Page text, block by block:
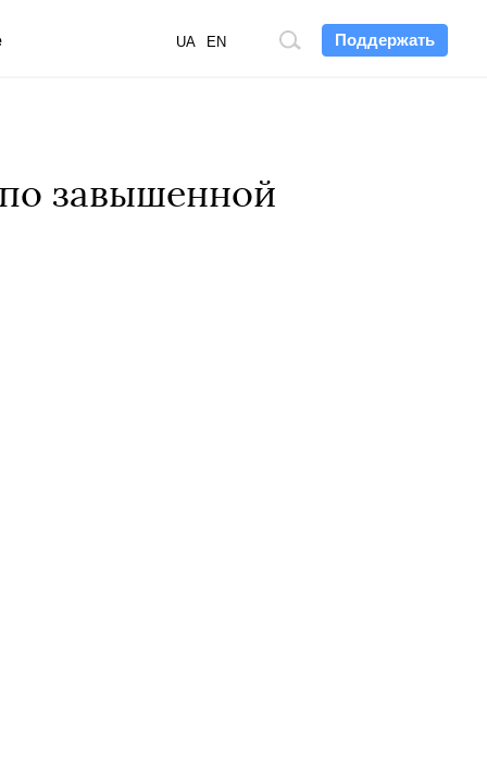
Поддержать
Поиск
UA EN
завышенной